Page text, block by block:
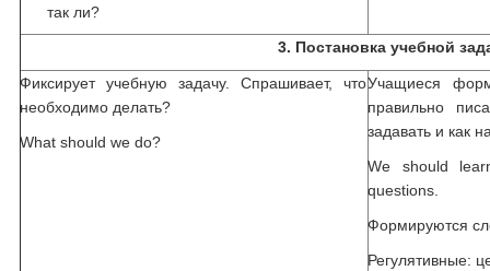
так ли?
3. Постановка учебной
Фиксирует учебную задачу. Спрашивает, что
необходимо делать?
What should we do?
Учащиеся
правильно
задавать и как
We should
questions.
Формируются
Регулятивные: